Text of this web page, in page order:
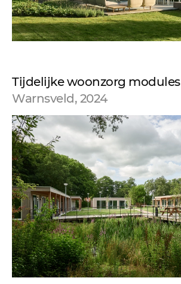
Tijdelijke woonzorg modules
Warnsveld, 2024